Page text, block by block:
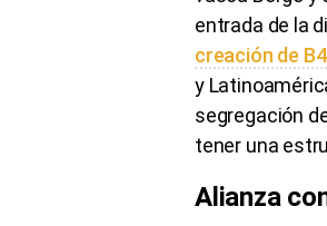
entrada de la
creación de
y
segregación
tener una
Alianza